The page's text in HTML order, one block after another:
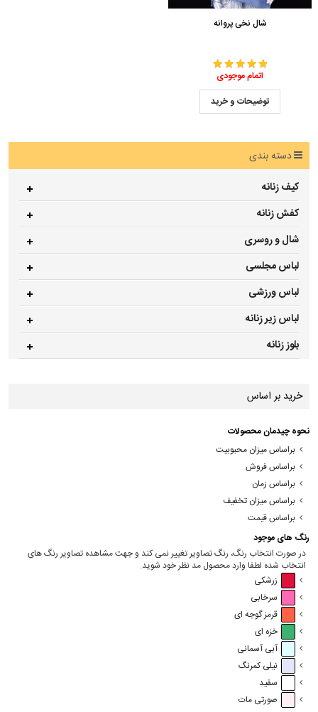
شال نخی پروانه
اتمام موجودی
توضیحات و خرید
دسته بندی
کیف زنانه
کفش زنانه
شال و روسری
لباس مجلسی
لباس ورزشی
لباس زیر زنانه
بلوز زنانه
خرید بر اساس
نحوه چیدمان محصولات
براساس میزان محبوبیت
براساس فروش
براساس زمان
براساس میزان تخفیف
براساس قیمت
رنگ های موجود
در صورت انتخاب رنگ، رنگ تصاویر تغییر نمی کند و جهت مشاهده تصاویر رنگ های
انتخاب شده لطفا وارد محصول مد نظر خود شوید.
زرشکی
سرخابی
قرمز گوجه ای
خزه ای
آبی آسمانی
نیلی کمرنگ
سفید
صورتی مات